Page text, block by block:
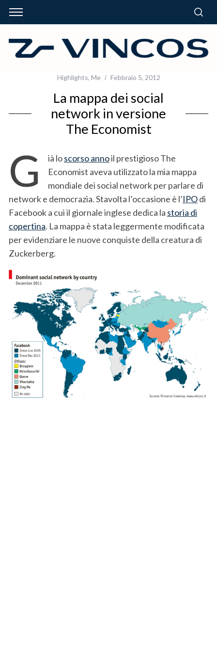
Highlights, Me Febbraio 5, 2012
La mappa dei social
network in versione
The Economist
G ià loscorso annoil prestigioso The
Economist aveva utilizzato la mia mappa
mondiale dei social network per parlare di
network e democrazia. Stavolta l’occasione è l’IPOdi
Facebook a cui il giornale inglese dedica la storia di
copertina. La mappa è stata leggermente modificata
per evidenziare le nuove conquiste della creatura di
Zuckerberg.